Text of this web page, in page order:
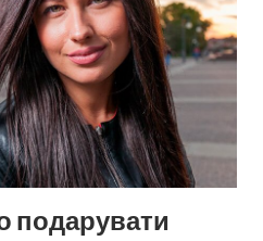
подарувати